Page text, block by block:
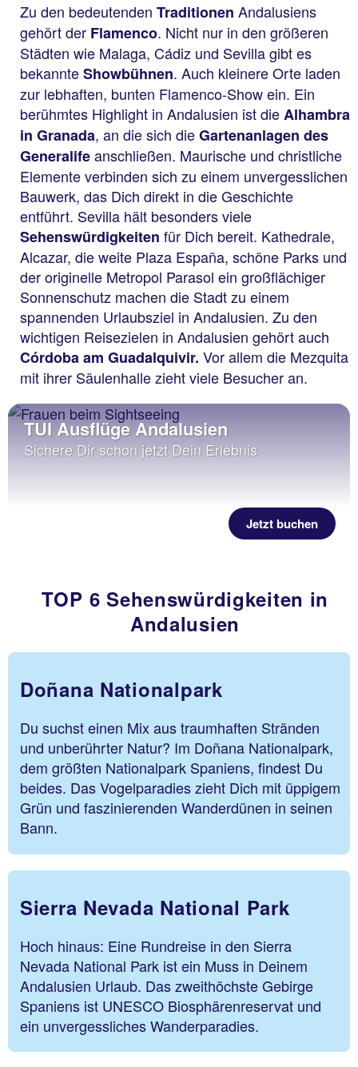
Zu den bedeutenden Traditionen Andalusiens
gehört der Flamenco. Nicht nur in den größeren
Städten wie Malaga, Cádiz und Sevilla gibt es
bekannteShowbühnen. Auch kleinere Orte laden
zur lebhaften, bunten Flamenco-Show ein. Ein
berühmtes Highlight in Andalusien ist dieAlhambra
in Granada, an die sich dieGartenanlagen des
Generalifeanschließen. Maurische und christliche
Elemente verbinden sich zu einem unvergesslichen
Bauwerk, das Dich direkt in die Geschichte
entführt. Sevilla hält besonders viele
Sehenswürdigkeiten für Dich bereit. Kathedrale,
Alcazar, die weite Plaza España, schöne Parks und
der originelle Metropol Parasol ein großflächiger
Sonnenschutz machen die Stadt zu einem
spannenden Urlaubsziel in Andalusien. Zu den
wichtigen Reisezielen in Andalusien gehört auch
Córdoba am Guadalquivir. Vor allem die Mezquita
mit ihrer Säulenhalle zieht viele Besucher an.
TUI Ausflüge Andalusien
Sichere Dir schon jetzt Dein Erlebnis
Jetzt buchen
TOP 6 Sehenswürdigkeiten in
Andalusien
Doñana Nationalpark
Du suchst einen Mix aus traumhaften Stränden
und unberührter Natur? Im Doñana Nationalpark,
dem größten Nationalpark Spaniens, findest Du
beides. Das Vogelparadies zieht Dich mit üppigem
Grün und faszinierenden Wanderdünen in seinen
Bann.
Sierra Nevada National Park
Hoch hinaus: Eine Rundreise in den Sierra
Nevada National Park ist ein Muss in Deinem
Andalusien Urlaub. Das zweithöchste Gebirge
Spaniens ist UNESCO Biosphärenreservat und
ein unvergessliches Wanderparadies.